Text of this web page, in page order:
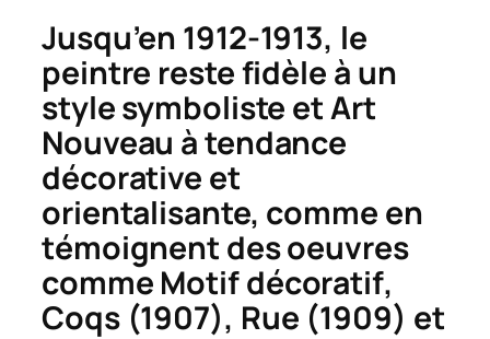
Jusqu’en 1912-1913, le
peintre reste fidèle à un
style symboliste et Art
Nouveau à tendance
décorative et
orientalisante, comme en
témoignent des oeuvres
comme Motif décoratif,
Coqs(1907), Rue (1909) et